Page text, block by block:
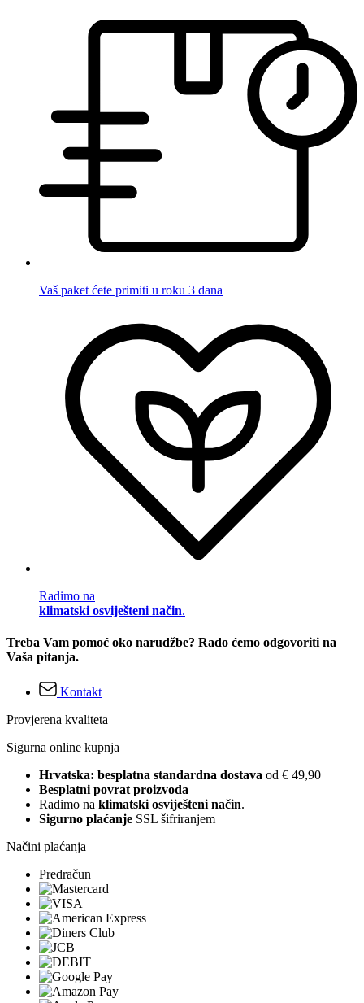
Vaš paket ćete primiti u roku 3 dana
Radimo na
klimatski osviješteni način.
Treba Vam pomoć oko narudžbe? Rado ćemo odgovoriti na
Vaša pitanja.
Kontakt
Provjerena kvaliteta
Sigurna online kupnja
Hrvatska: besplatna standardna dostava od € 49,90
Besplatni povrat proizvoda
Radimo na klimatski osviješteni način.
Sigurno plaćanje SSL šifriranjem
Načini plaćanja
Predračun